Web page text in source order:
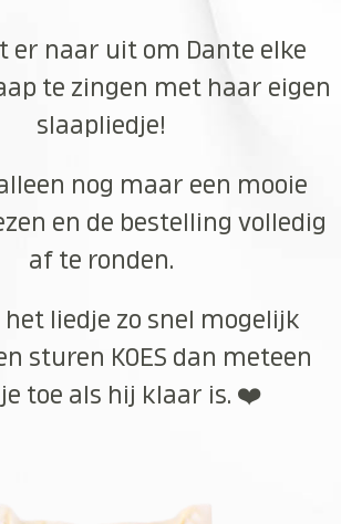
er naar uit om Dante elke
te zingen met haar eigen
slaapliedje!
nog maar een mooie
en de bestelling volledig
af te ronden.
het liedje zo snel mogelijk
sturen KOES dan meteen
toe als hij klaar is. ❤️